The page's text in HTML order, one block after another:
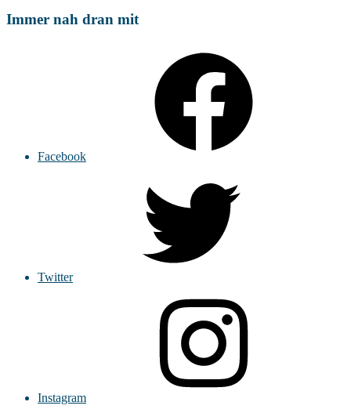
Immer nah dran mit
Facebook
Twitter
Instagram